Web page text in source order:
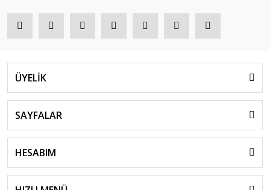
ÜYELİK
SAYFALAR
HESABIM